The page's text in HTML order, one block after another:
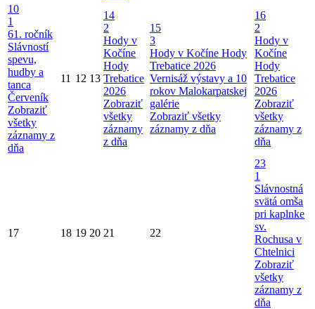
10
1
61. ročník
Slávností
spevu,
hudby a
tanca
Červeník
Zobraziť
všetky
záznamy z
dňa
11 12 13
14
2
Hody v
Kočíne
Hody
Trebatice
2026
Zobraziť
všetky
záznamy
z dňa
15
3
Hody v Kočíne Hody
Trebatice 2026
Vernisáž výstavy a 10
rokov Malokarpatskej
galérie
Zobraziť všetky
záznamy z dňa
16
2
Hody v
Kočíne
Hody
Trebatice
2026
Zobraziť
všetky
záznamy z
dňa
17 18 19 20 21 22
23
1
Slávnostná
svätá omša
pri kaplnke
sv.
Rochusa v
Chtelnici
Zobraziť
všetky
záznamy z
dňa